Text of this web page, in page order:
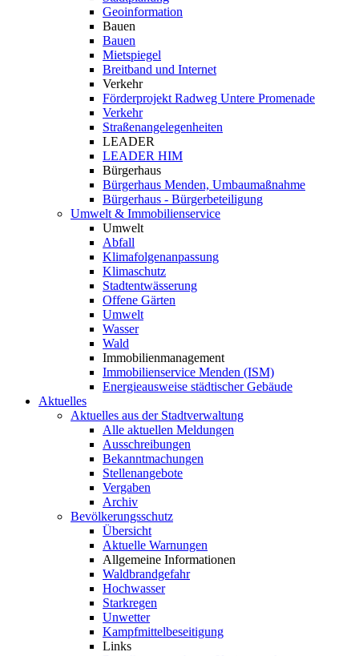
Geoinformation
Bauen
Bauen
Mietspiegel
Breitband und Internet
Verkehr
Förderprojekt Radweg Untere Promenade
Verkehr
Straßenangelegenheiten
LEADER
LEADER HIM
Bürgerhaus
Bürgerhaus Menden, Umbaumaßnahme
Bürgerhaus - Bürgerbeteiligung
Umwelt & Immobilienservice
Umwelt
Abfall
Klimafolgenanpassung
Klimaschutz
Stadtentwässerung
Offene Gärten
Umwelt
Wasser
Wald
Immobilienmanagement
Immobilienservice Menden (ISM)
Energieausweise städtischer Gebäude
Aktuelles
Aktuelles aus der Stadtverwaltung
Alle aktuellen Meldungen
Ausschreibungen
Bekanntmachungen
Stellenangebote
Vergaben
Archiv
Bevölkerungsschutz
Übersicht
Aktuelle Warnungen
Allgemeine Informationen
Waldbrandgefahr
Hochwasser
Starkregen
Unwetter
Kampfmittelbeseitigung
Links